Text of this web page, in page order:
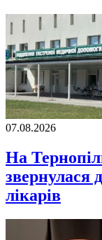
07.08.2026
На
звернулася
лікарів